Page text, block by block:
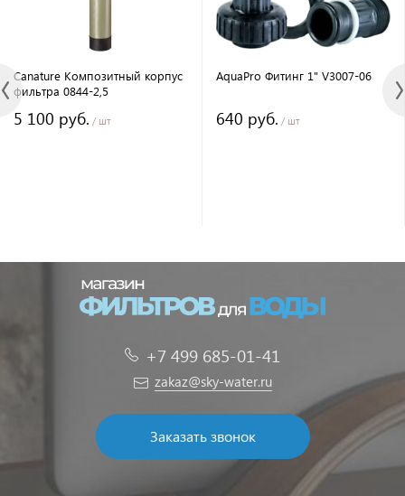
Canature Композитный корпус
фильтра 0844-2,5
5 100 руб. / шт
AquaPro Фитинг 1" V3007-06
640 руб. / шт
+7 499 685-01-41
zakaz@sky-water.ru
Заказать звонок